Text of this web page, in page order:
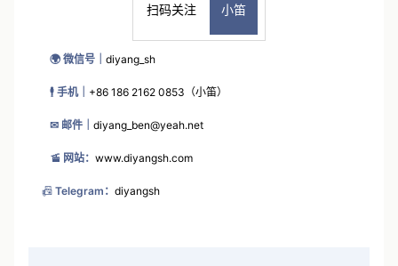
扫码关注 小笛
🌍 微信号｜ diyang_sh
🕴 手机｜ +86 186 2162 0853（小笛）
✉ 邮件｜ diyang_ben@yeah.net
🚡 网站： www.diyangsh.com
📠 Telegram： diyangsh